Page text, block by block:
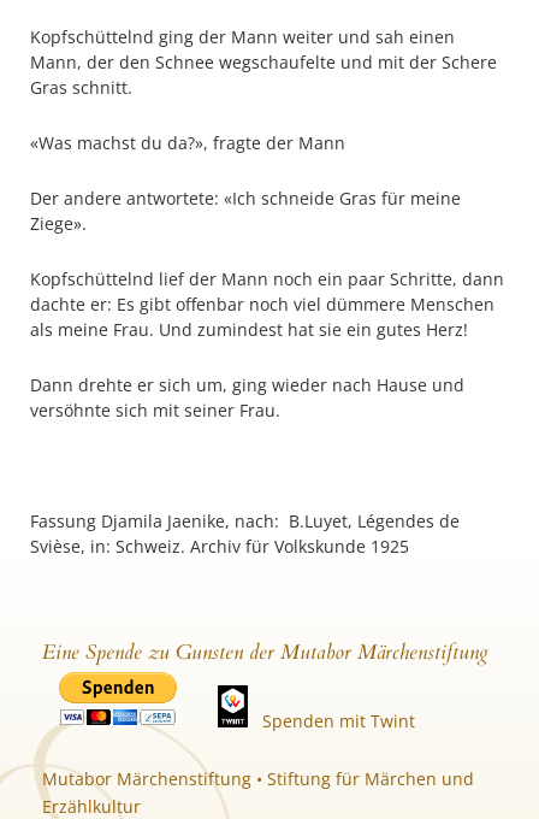
Kopfschüttelnd ging der Mann weiter und sah einen
Mann, der den Schnee wegschaufelte und mit der Schere
Gras schnitt.
«Was machst du da?», fragte der Mann
Der andere antwortete: «Ich schneide Gras für meine
Ziege».
Kopfschüttelnd lief der Mann noch ein paar Schritte, dann
dachte er: Es gibt offenbar noch viel dümmere Menschen
als meine Frau. Und zumindest hat sie ein gutes Herz!
Dann drehte er sich um, ging wieder nach Hause und
versöhnte sich mit seiner Frau.
Fassung Djamila Jaenike, nach: B.Luyet, Légendes de
Svièse, in: Schweiz. Archiv für Volkskunde 1925
Eine Spende zu Gunsten der Mutabor Märchenstiftung
Spenden mit Twint
Mutabor Märchenstiftung • Stiftung für Märchen und
Erzählkultur